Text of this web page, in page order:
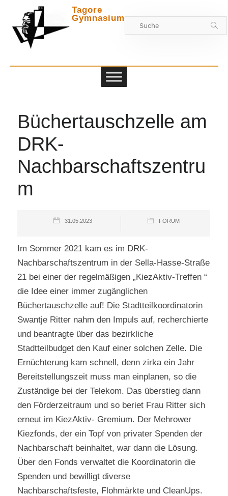
Zwischen
Tagore
Gymnasium
Büchertauschzelle am
DRK-
Nachbarschaftszentru
m
31.05.2023 FORUM
Im Sommer 2021 kam es im DRK-
Nachbarschaftszentrum in der Sella-Hasse-Straße
21 bei einer der regelmäßigen „KiezAktiv-Treffen “
die Idee einer immer zugänglichen
Büchertauschzelle auf! Die Stadtteilkoordinatorin
Swantje Ritter nahm den Impuls auf, recherchierte
und beantragte über das bezirkliche
Stadtteilbudget den Kauf einer solchen Zelle. Die
Ernüchterung kam schnell, denn zirka ein Jahr
Bereitstellungszeit muss man einplanen, so die
Zuständige bei der Telekom. Das überstieg dann
den Förderzeitraum und so beriet Frau Ritter sich
erneut im KiezAktiv- Gremium. Der Mehrower
Kiezfonds, der ein Topf von privater Spenden der
Nachbarschaft beinhaltet, war dann die Lösung.
Über den Fonds verwaltet die Koordinatorin die
Spenden und bewilligt diverse
Nachbarschaftsfeste, Flohmärkte und CleanUps.